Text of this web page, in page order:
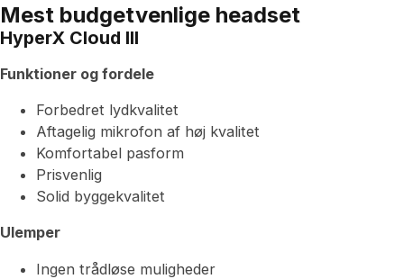
Mest budgetvenlige headset
HyperX Cloud III
Funktioner og fordele
Forbedret lydkvalitet
Aftagelig mikrofon af høj kvalitet
Komfortabel pasform
Prisvenlig
Solid byggekvalitet
Ulemper
Ingen trådløse muligheder